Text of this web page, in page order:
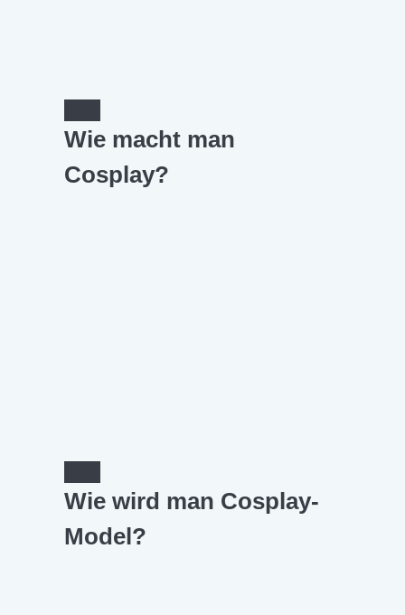
Wie macht man
Cosplay?
Wie wird man Cosplay-
Model?